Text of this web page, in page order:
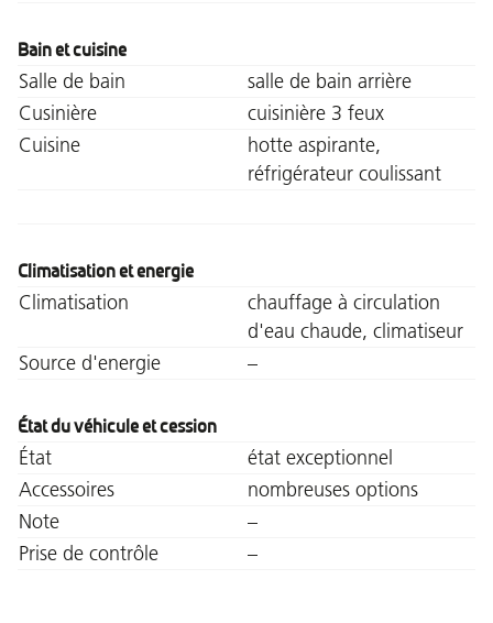
Bain et cuisine
Salle de bain
salle de bain arrière
Cusinière
cuisinière 3 feux
Cuisine
hotte aspirante,
réfrigérateur coulissant
Climatisation et energie
Climatisation
chauffage à circulation
d'eau chaude, climatiseur
Source d'energie
–
État du véhicule et cession
État
état exceptionnel
Accessoires
nombreuses options
Note
–
Prise de contrôle
–